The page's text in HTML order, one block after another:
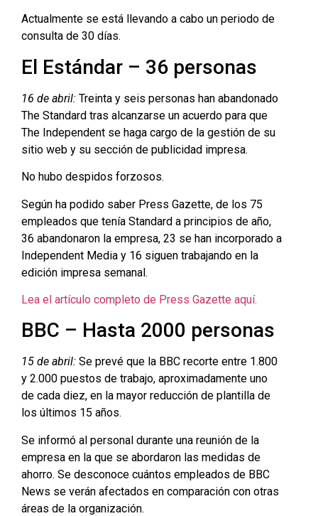
Actualmente se está llevando a cabo un periodo de
consulta de 30 días.
El Estándar – 36 personas
16 de abril: Treinta y seis personas han abandonado
The Standard tras alcanzarse un acuerdo para que
The Independent se haga cargo de la gestión de su
sitio web y su sección de publicidad impresa.
No hubo despidos forzosos.
Según ha podido saber Press Gazette, de los 75
empleados que tenía Standard a principios de año,
36 abandonaron la empresa, 23 se han incorporado a
Independent Media y 16 siguen trabajando en la
edición impresa semanal.
Lea el artículo completo de Press Gazette aquí.
BBC – Hasta 2000 personas
15 de abril: Se prevé que la BBC recorte entre 1.800
y 2.000 puestos de trabajo, aproximadamente uno
de cada diez, en la mayor reducción de plantilla de
los últimos 15 años.
Se informó al personal durante una reunión de la
empresa en la que se abordaron las medidas de
ahorro. Se desconoce cuántos empleados de BBC
News se verán afectados en comparación con otras
áreas de la organización.